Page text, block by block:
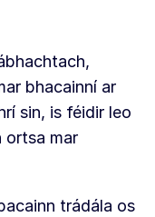
bhacainní ar
sin, is féidir leo
ortsa mar
trádála os